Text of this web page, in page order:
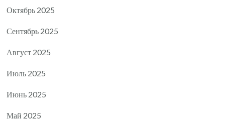
Октябрь 2025
Сентябрь 2025
Август 2025
Июль 2025
Июнь 2025
Май 2025